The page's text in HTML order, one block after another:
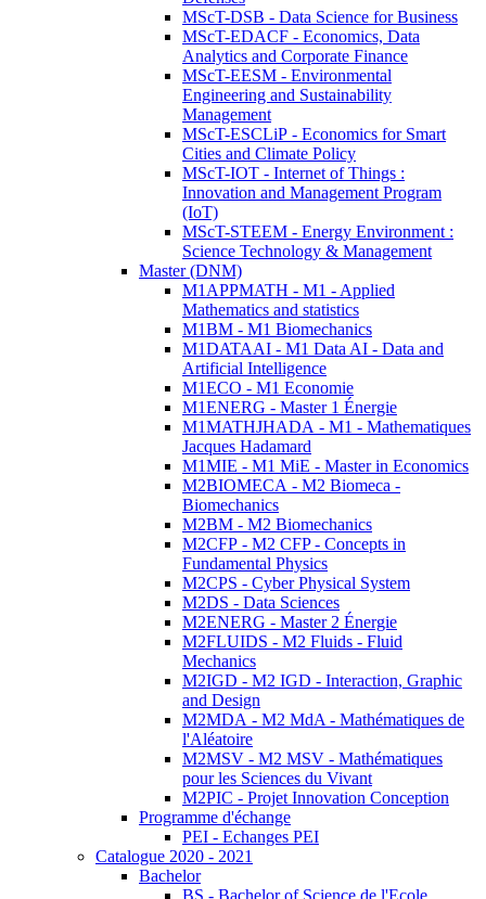
MScT-DSB - Data Science for Business
MScT-EDACF - Economics, Data
Analytics and Corporate Finance
MScT-EESM - Environmental
Engineering and Sustainability
Management
MScT-ESCLiP - Economics for Smart
Cities and Climate Policy
MScT-IOT - Internet of Things :
Innovation and Management Program
(IoT)
MScT-STEEM - Energy Environment :
Science Technology & Management
Master (DNM)
M1APPMATH - M1 - Applied
Mathematics and statistics
M1BM - M1 Biomechanics
M1DATAAI - M1 Data AI - Data and
Artificial Intelligence
M1ECO - M1 Economie
M1ENERG - Master 1 Énergie
M1MATHJHADA - M1 - Mathematiques
Jacques Hadamard
M1MIE - M1 MiE - Master in Economics
M2BIOMECA - M2 Biomeca -
Biomechanics
M2BM - M2 Biomechanics
M2CFP - M2 CFP - Concepts in
Fundamental Physics
M2CPS - Cyber Physical System
M2DS - Data Sciences
M2ENERG - Master 2 Énergie
M2FLUIDS - M2 Fluids - Fluid
Mechanics
M2IGD - M2 IGD - Interaction, Graphic
and Design
M2MDA - M2 MdA - Mathématiques de
l'Aléatoire
M2MSV - M2 MSV - Mathématiques
pour les Sciences du Vivant
M2PIC - Projet Innovation Conception
Programme d'échange
PEI - Echanges PEI
Catalogue 2020 - 2021
Bachelor
BS - Bachelor of Science de l'Ecole